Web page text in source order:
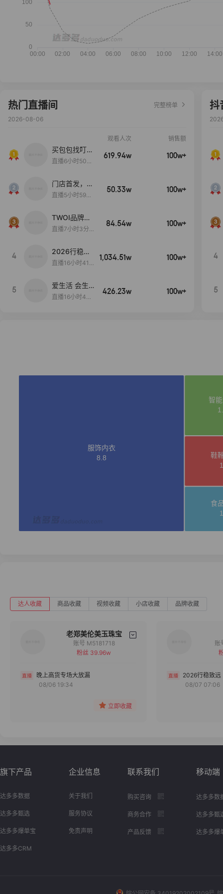
热门直播间
完整榜单
2026-08-06
观看人次 销售额
买包包找叮
当,一折购！
直播6小时50分
619.94w 100w+
门店首发，秋
款大上新！！
直播5小时59分
50.33w 100w+
TWOI品牌直
播间新款上
直播7小时3分5
84.54w 100w+
4
2026行稳致
远
直播16小时41
1,034.51w 100w+
5
爱生活 会生
活
直播16小时45
426.23w 100w+
抖
4
5
达人收藏 商品收藏 视频收藏 小店收藏 品牌收藏
老郑美伦美玉珠宝
备注
分组
账号 M5181718
粉丝 39.96w
晚上高货专场大放漏
08/06 19:34
立即收藏
2026行稳致远
08/07 07:06
旗下产品
达多多数据
达多多甄选
达多多爆单宝
达多多CRM
企业信息
关于我们
服务协议
免责声明
联系我们
购买咨询
商务合作
产品反馈
移动端
达多多数
达多多甄
达多多爆